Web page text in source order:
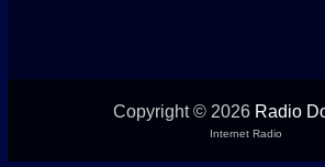
Copyright © 2026 Radio
Internet Radio